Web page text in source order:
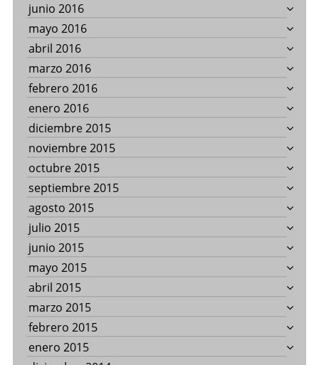
junio 2016
mayo 2016
abril 2016
marzo 2016
febrero 2016
enero 2016
diciembre 2015
noviembre 2015
octubre 2015
septiembre 2015
agosto 2015
julio 2015
junio 2015
mayo 2015
abril 2015
marzo 2015
febrero 2015
enero 2015